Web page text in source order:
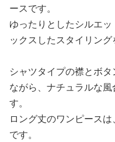
ースです。
ゆったりとしたシルエ
ックスしたスタイリング
シャツタイプの襟とボ
ながら、ナチュラルな
す。
ロング丈のワンピース
です。